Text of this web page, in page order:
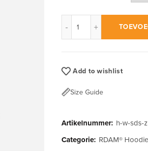
Add to wishlist
Size Guide
Artikelnummer: h-w-sds-z
Categorie: RDAM®